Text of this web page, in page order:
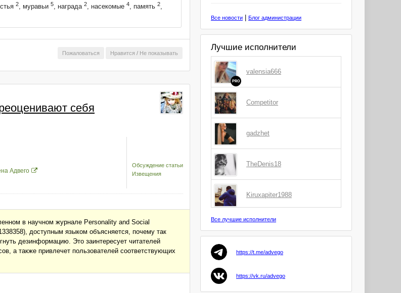
Все новости Блог администрации
Лучшие исполнители
PRO
valensia666
Competitor
gadzhet
TheDenis18
Kiruxapiter1988
avesta88
Все лучшие исполнители
https://t.me/advego
https://vk.ru/advego
2, муравьи 5, награда 2, насекомые 4, память 2,
Нравится / Не показывать
Пожаловаться
себя
Адвего
Обсуждение статьи
Извещения
в научном журнале Personality and Social
доступным языком объясняется, почему так
дезинформацию. Это заинтересует читателей
а также привлечет пользователей соответствующих